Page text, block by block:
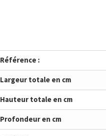
Référence :
Largeur totale en cm
Hauteur totale en cm
Profondeur en cm